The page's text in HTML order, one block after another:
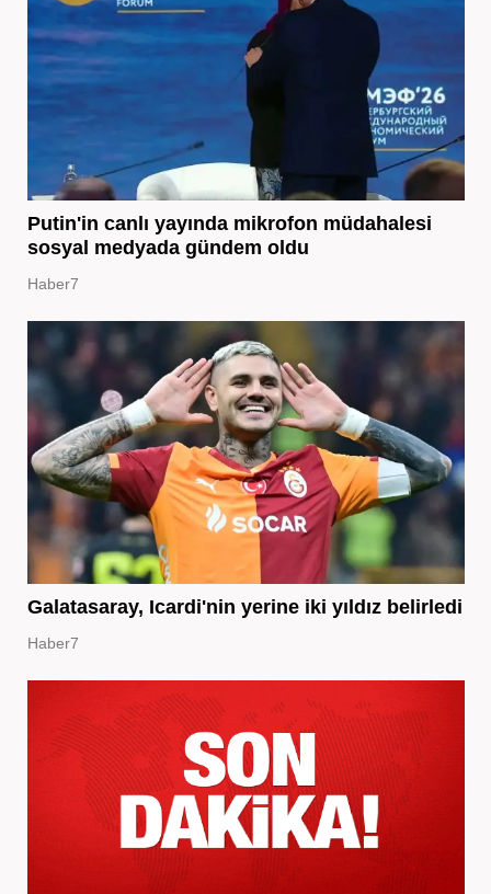
Putin'in canlı yayında mikrofon müdahalesi
sosyal medyada gündem oldu
Haber7
Galatasaray, Icardi'nin yerine iki yıldız belirledi
Haber7